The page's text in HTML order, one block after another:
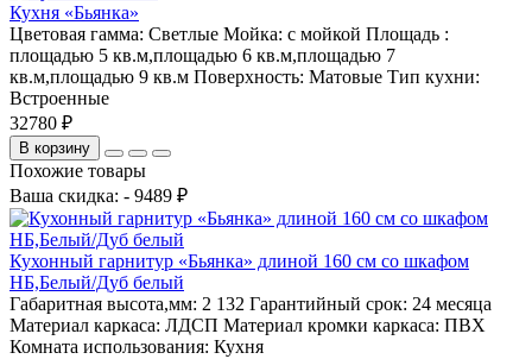
Кухня «Бьянка»
Цветовая гамма: Светлые Мойка: с мойкой Площадь :
площадью 5 кв.м,площадью 6 кв.м,площадью 7
кв.м,площадью 9 кв.м Поверхность: Матовые Тип кухни:
Встроенные
32780 ₽
В корзину
Похожие товары
Ваша скидка: - 9489 ₽
Кухонный гарнитур «Бьянка» длиной 160 см со шкафом
НБ,Белый/Дуб белый
Габаритная высота,мм: 2 132 Гарантийный срок: 24 месяца
Материал каркаса: ЛДСП Материал кромки каркаса: ПВХ
Комната использования: Кухня